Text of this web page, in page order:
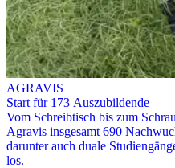
AGRAVIS
Start für 173 Auszubildende
Vom Schreibtisch bis zum
Agravis insgesamt 690
darunter auch duale
los.